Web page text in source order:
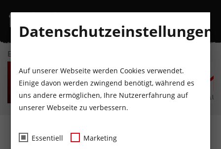
EVENTKALENDER
FR
7
AUGUST
SA
8
AUGUST
SO
9
AUGUST
MO
10
AUGUST
DI
11
AUGUST
Konzertbericht: Anthrax,
Datenschutzeinstellungen
Auf unserer Webseite werden Cookies verwendet.
Einige davon werden zwingend benötigt, während es
uns andere ermöglichen, Ihre Nutzererfahrung auf
unserer Webseite zu verbessern.
Essentiell Marketing